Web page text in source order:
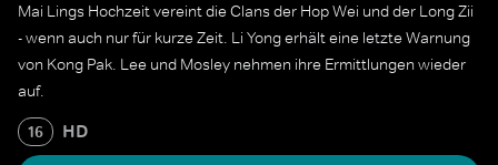
Mai Lings Hochzeit vereint die Clans der Hop Wei und der Long Zii
- wenn auch nur für kurze Zeit. Li Yong erhält eine letzte Warnung
von Kong Pak. Lee und Mosley nehmen ihre Ermittlungen wieder
auf.
16 HD